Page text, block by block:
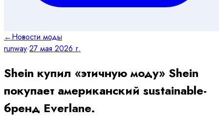
←Новости моды
runway·27 мая 2026 г.
Shein купил «этичную моду» Shein
покупает американский sustainable-
бренд Everlane.